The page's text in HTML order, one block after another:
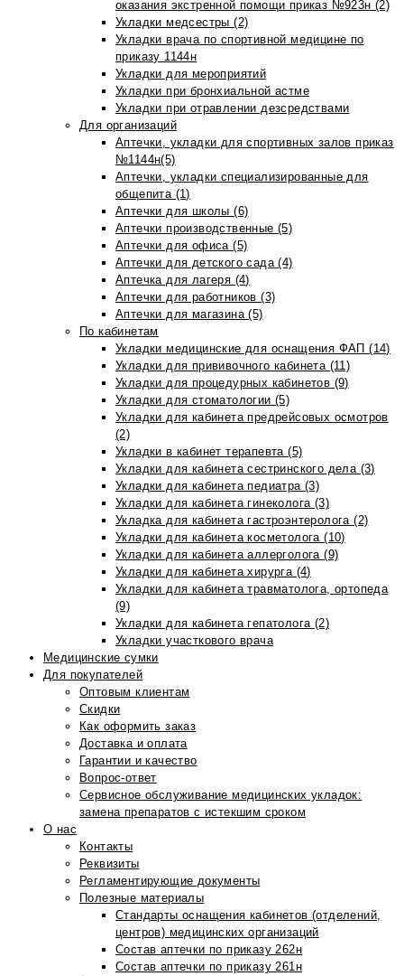
оказания экстренной помощи приказ №923н (2)
Укладки медсестры (2)
Укладки врача по спортивной медицине по
приказу 1144н
Укладки для мероприятий
Укладки при бронхиальной астме
Укладки при отравлении дезсредствами
Для организаций
Аптечки, укладки для спортивных залов приказ
№1144н(5)
Аптечки, укладки специализированные для
общепита (1)
Аптечки для школы (6)
Аптечки производственные (5)
Аптечки для офиса (5)
Аптечки для детского сада (4)
Аптечка для лагеря (4)
Аптечки для работников (3)
Аптечки для магазина (5)
По кабинетам
Укладки медицинские для оснащения ФАП (14)
Укладки для прививочного кабинета (11)
Укладки для процедурных кабинетов (9)
Укладки для стоматологии (5)
Укладки для кабинета предрейсовых осмотров
(2)
Укладки в кабинет терапевта (5)
Укладки для кабинета сестринского дела (3)
Укладки для кабинета педиатра (3)
Укладки для кабинета гинеколога (3)
Укладка для кабинета гастроэнтеролога (2)
Укладки для кабинета косметолога (10)
Укладки для кабинета аллерголога (9)
Укладки для кабинета хирурга (4)
Укладки для кабинета травматолога, ортопеда
(9)
Укладки для кабинета гепатолога (2)
Укладки участкового врача
Медицинские сумки
Для покупателей
Оптовым клиентам
Скидки
Как оформить заказ
Доставка и оплата
Гарантии и качество
Вопрос-ответ
Сервисное обслуживание медицинских укладок:
замена препаратов с истекшим сроком
О нас
Контакты
Реквизиты
Регламентирующие документы
Полезные материалы
Стандарты оснащения кабинетов (отделений,
центров) медицинских организаций
Состав аптечки по приказу 262н
Состав аптечки по приказу 261н